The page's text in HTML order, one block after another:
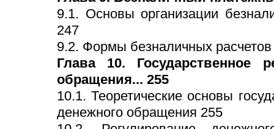
9.1. Основы организации
247
9.2. Формы безналичных
Глава 10. Государственное
обращения... 255
10.1. Теоретические основы
денежного обращения 255